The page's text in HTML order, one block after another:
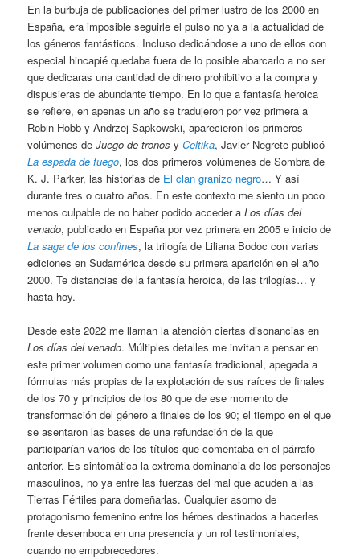
En la burbuja de publicaciones del primer lustro de los 2000 en
España, era imposible seguirle el pulso no ya a la actualidad de
los géneros fantásticos. Incluso dedicándose a uno de ellos con
especial hincapié quedaba fuera de lo posible abarcarlo a no ser
que dedicaras una cantidad de dinero prohibitivo a la compra y
dispusieras de abundante tiempo. En lo que a fantasía heroica
se refiere, en apenas un año se tradujeron por vez primera a
Robin Hobb y Andrzej Sapkowski, aparecieron los primeros
volúmenes deJuego de tronos yCeltika, Javier Negrete publicó
La espada de fuego, los dos primeros volúmenes de Sombra de
K. J. Parker, las historias de El clan granizo negro… Y así
durante tres o cuatro años. En este contexto me siento un poco
menos culpable de no haber podido acceder aLos días del
venado, publicado en España por vez primera en 2005 e inicio de
La saga de los confines, la trilogía de Liliana Bodoc con varias
ediciones en Sudamérica desde su primera aparición en el año
2000. Te distancias de la fantasía heroica, de las trilogías… y
hasta hoy.
Desde este 2022 me llaman la atención ciertas disonancias en
Los días del venado. Múltiples detalles me invitan a pensar en
este primer volumen como una fantasía tradicional, apegada a
fórmulas más propias de la explotación de sus raíces de finales
de los 70 y principios de los 80 que de ese momento de
transformación del género a finales de los 90; el tiempo en el que
se asentaron las bases de una refundación de la que
participarían varios de los títulos que comentaba en el párrafo
anterior. Es sintomática la extrema dominancia de los personajes
masculinos, no ya entre las fuerzas del mal que acuden a las
Tierras Fértiles para domeñarlas. Cualquier asomo de
protagonismo femenino entre los héroes destinados a hacerles
frente desemboca en una presencia y un rol testimoniales,
cuando no empobrecedores.